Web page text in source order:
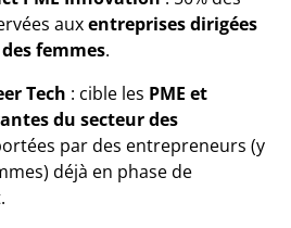
auxentreprises dirigées
femmes.
Tech : cible les PME et
du secteur des
par des entrepreneurs (y
déjà en phase de